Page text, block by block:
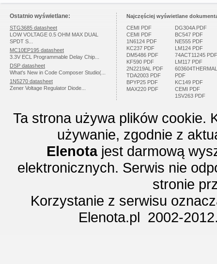
Ostatnio wyświetlane:
STG3685 datasheet
LOW VOLTAGE 0.5 OHM MAX DUAL
SPDT S...
MC10EP195 datasheet
3.3V ECL Programmable Delay Chip...
DSP datasheet
What's New in Code Composer Studio(...
1N5270 datasheet
Zener Voltage Regulator Diode...
Najczęściej wyświetlane
CEMI PDF
CEMI PDF
1N6124 PDF
KC237 PDF
DM5486 PDF
KF590 PDF
2N2219AL PDF
TDA2003 PDF
BPYP25 PDF
MAX220 PDF
DG304A PDF
BC547 PDF
NE555 PDF
LM124 PDF
74ACT11245 PDF
LM117 PDF
603604THERMAL
PDF
KC149 PDF
CEMI PDF
1SV263 PDF
Ta strona używa plików cookie.
używanie, zgodnie z
Elenotajest darmową
elektronicznych. Serwis nie
stronie
Korzystanie z serwisu
Elenota.pl 2002-